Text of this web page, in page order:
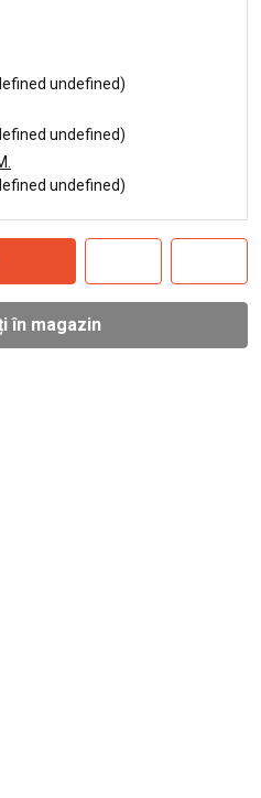
undefined)
undefined)
undefined)
în magazin